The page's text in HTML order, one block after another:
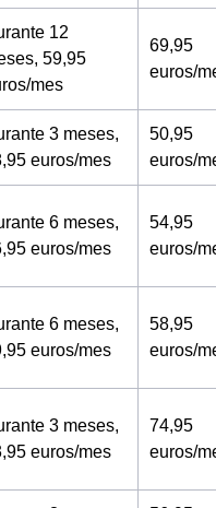
12
59,95
mes
69,95
euros/
3 meses,
euros/mes
50,95
euros/
6 meses,
euros/mes
54,95
euros/
6 meses,
euros/mes
58,95
euros/
3 meses,
euros/mes
74,95
euros/